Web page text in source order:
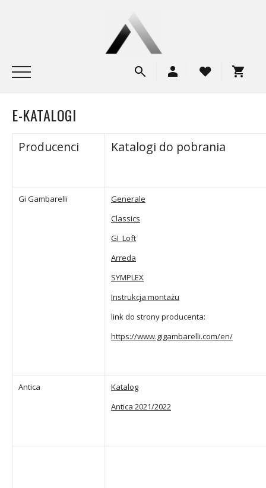
E-KATALOGI
Producenci Katalogi do pobrania
Gi Gambarelli
Generale
Classics
GI_Loft
Arreda
SYMPLEX
Instrukcja montażu
link do strony producenta:
https://www.gigambarelli.com/en/
Antica
Katalog
Antica 2021/2022